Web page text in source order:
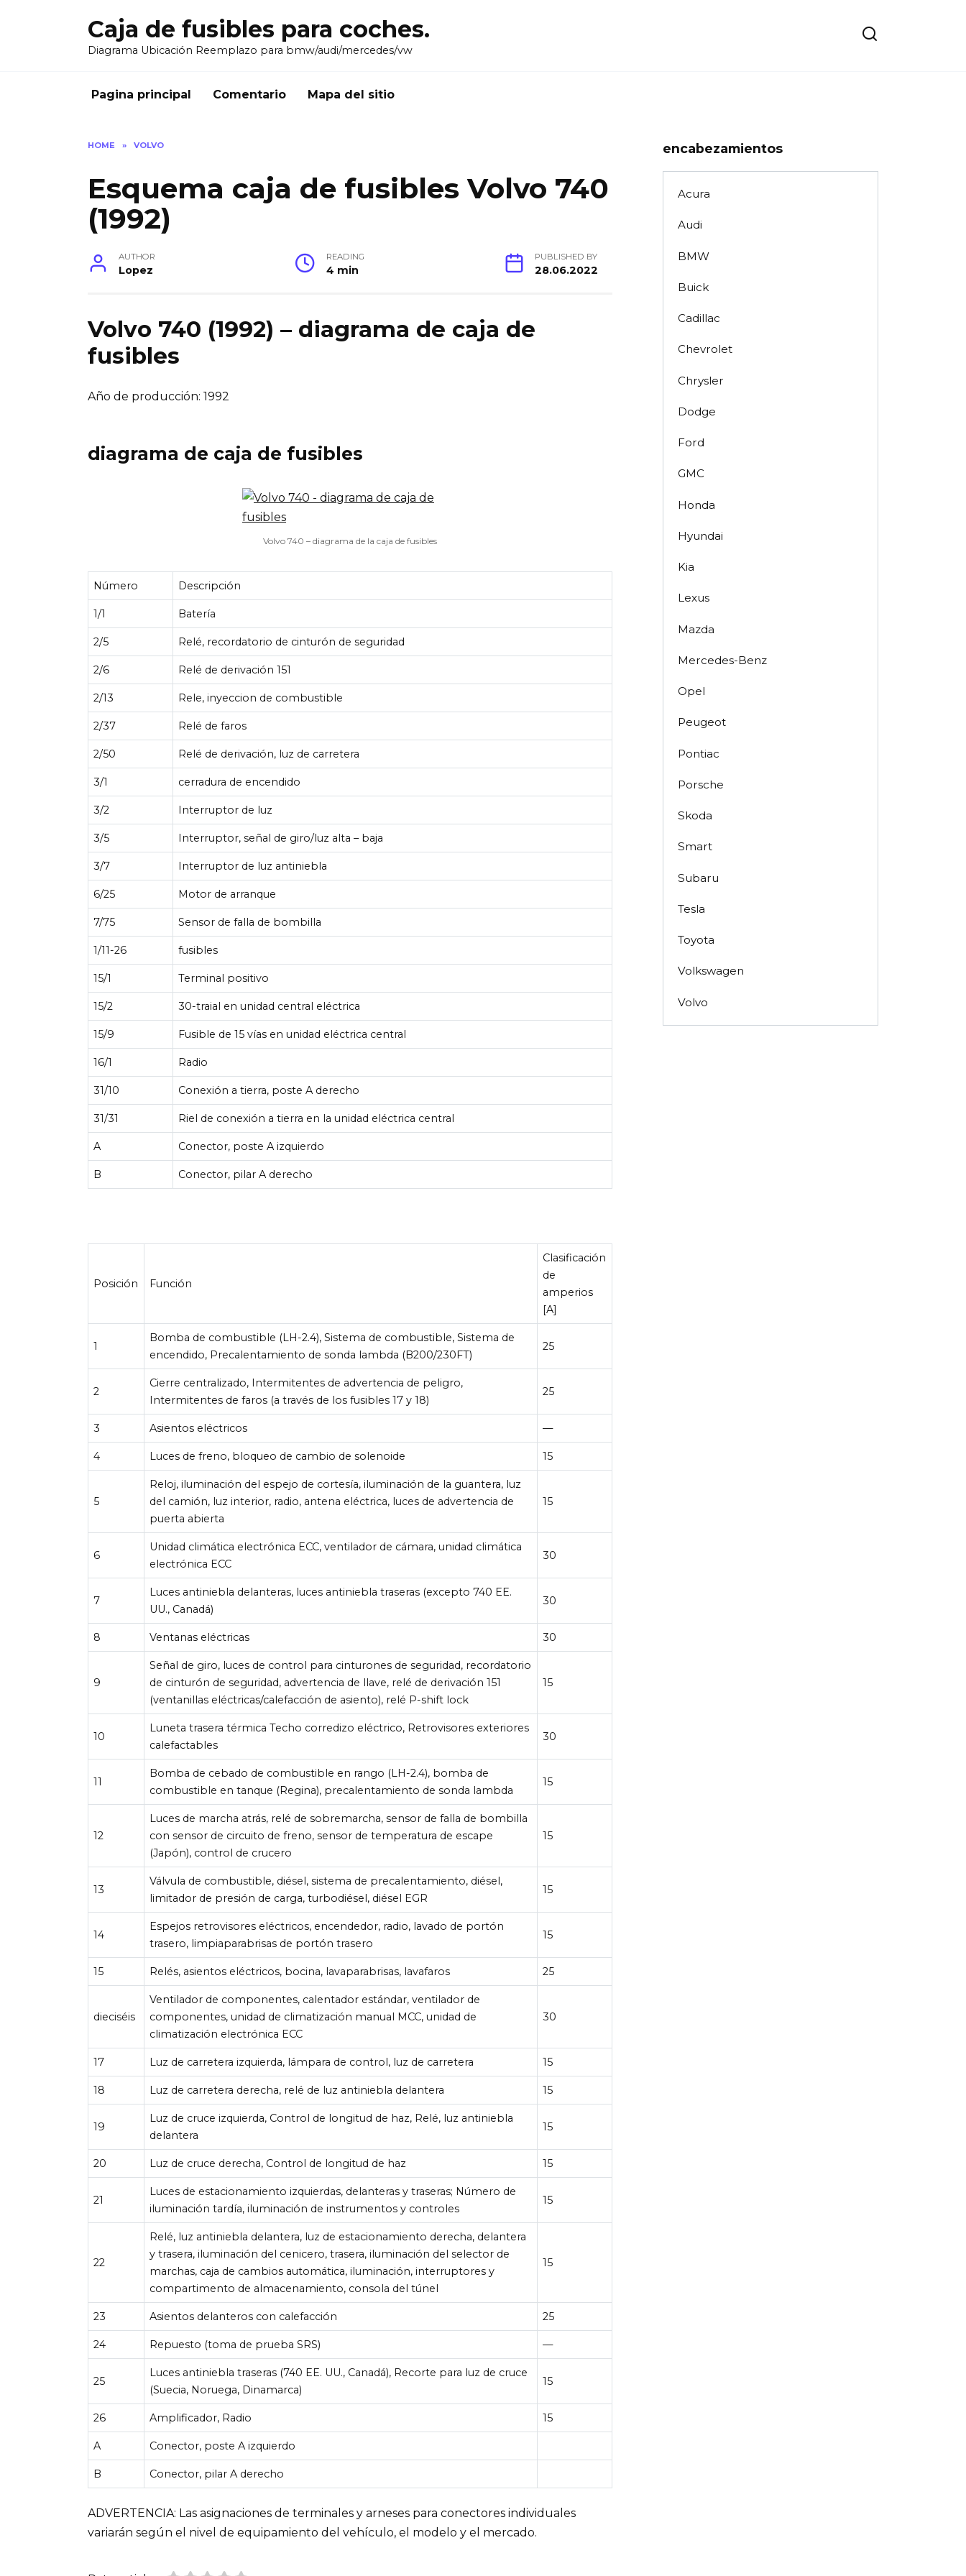
Caja de fusibles para coches.
Diagrama Ubicación Reemplazo para bmw/audi/mercedes/vw
Pagina principal Comentario Mapa del sitio
HOME » VOLVO
Esquema caja de fusibles Volvo 740
(1992)
AUTHOR
Lopez
READING
4 min
PUBLISHED BY
28.06.2022
Volvo 740 (1992) – diagrama de caja de
fusibles
Año de producción: 1992
diagrama de caja de fusibles
Volvo 740 – diagrama de la caja de fusibles
Número Descripción
1/1 Batería
2/5 Relé, recordatorio de cinturón de seguridad
2/6 Relé de derivación 151
2/13 Rele, inyeccion de combustible
2/37 Relé de faros
2/50 Relé de derivación, luz de carretera
3/1 cerradura de encendido
3/2 Interruptor de luz
3/5 Interruptor, señal de giro/luz alta – baja
3/7 Interruptor de luz antiniebla
6/25 Motor de arranque
7/75 Sensor de falla de bombilla
1/11-26 fusibles
15/1 Terminal positivo
15/2 30-traial en unidad central eléctrica
15/9 Fusible de 15 vías en unidad eléctrica central
16/1 Radio
31/10 Conexión a tierra, poste A derecho
31/31 Riel de conexión a tierra en la unidad eléctrica central
A Conector, poste A izquierdo
B Conector, pilar A derecho
Posición Función
Clasificación
de
amperios
[A]
1
Bomba de combustible (LH-2.4), Sistema de combustible, Sistema de
encendido, Precalentamiento de sonda lambda (B200/230FT)
25
2
Cierre centralizado, Intermitentes de advertencia de peligro,
Intermitentes de faros (a través de los fusibles 17 y 18)
25
3 Asientos eléctricos —
4 Luces de freno, bloqueo de cambio de solenoide 15
5
Reloj, iluminación del espejo de cortesía, iluminación de la guantera, luz
del camión, luz interior, radio, antena eléctrica, luces de advertencia de
puerta abierta
15
6
Unidad climática electrónica ECC, ventilador de cámara, unidad climática
electrónica ECC
30
7
Luces antiniebla delanteras, luces antiniebla traseras (excepto 740 EE.
UU., Canadá)
30
8 Ventanas eléctricas 30
9
Señal de giro, luces de control para cinturones de seguridad, recordatorio
de cinturón de seguridad, advertencia de llave, relé de derivación 151
(ventanillas eléctricas/calefacción de asiento), relé P-shift lock
15
10
Luneta trasera térmica Techo corredizo eléctrico, Retrovisores exteriores
calefactables
30
11
Bomba de cebado de combustible en rango (LH-2.4), bomba de
combustible en tanque (Regina), precalentamiento de sonda lambda
15
12
Luces de marcha atrás, relé de sobremarcha, sensor de falla de bombilla
con sensor de circuito de freno, sensor de temperatura de escape
(Japón), control de crucero
15
13
Válvula de combustible, diésel, sistema de precalentamiento, diésel,
limitador de presión de carga, turbodiésel, diésel EGR
15
14
Espejos retrovisores eléctricos, encendedor, radio, lavado de portón
trasero, limpiaparabrisas de portón trasero
15
15 Relés, asientos eléctricos, bocina, lavaparabrisas, lavafaros 25
dieciséis
Ventilador de componentes, calentador estándar, ventilador de
componentes, unidad de climatización manual MCC, unidad de
climatización electrónica ECC
30
17 Luz de carretera izquierda, lámpara de control, luz de carretera 15
18 Luz de carretera derecha, relé de luz antiniebla delantera 15
19
Luz de cruce izquierda, Control de longitud de haz, Relé, luz antiniebla
delantera
15
20 Luz de cruce derecha, Control de longitud de haz 15
21
Luces de estacionamiento izquierdas, delanteras y traseras; Número de
iluminación tardía, iluminación de instrumentos y controles
15
22
Relé, luz antiniebla delantera, luz de estacionamiento derecha, delantera
y trasera, iluminación del cenicero, trasera, iluminación del selector de
marchas, caja de cambios automática, iluminación, interruptores y
compartimento de almacenamiento, consola del túnel
15
23 Asientos delanteros con calefacción 25
24 Repuesto (toma de prueba SRS) —
25
Luces antiniebla traseras (740 EE. UU., Canadá), Recorte para luz de cruce
(Suecia, Noruega, Dinamarca)
15
26 Amplificador, Radio 15
A Conector, poste A izquierdo
B Conector, pilar A derecho
ADVERTENCIA: Las asignaciones de terminales y arneses para conectores individuales
variarán según el nivel de equipamiento del vehículo, el modelo y el mercado.
encabezamientos
Acura
Audi
BMW
Buick
Cadillac
Chevrolet
Chrysler
Dodge
Ford
GMC
Honda
Hyundai
Kia
Lexus
Mazda
Mercedes-Benz
Opel
Peugeot
Pontiac
Porsche
Skoda
Smart
Subaru
Tesla
Toyota
Volkswagen
Volvo